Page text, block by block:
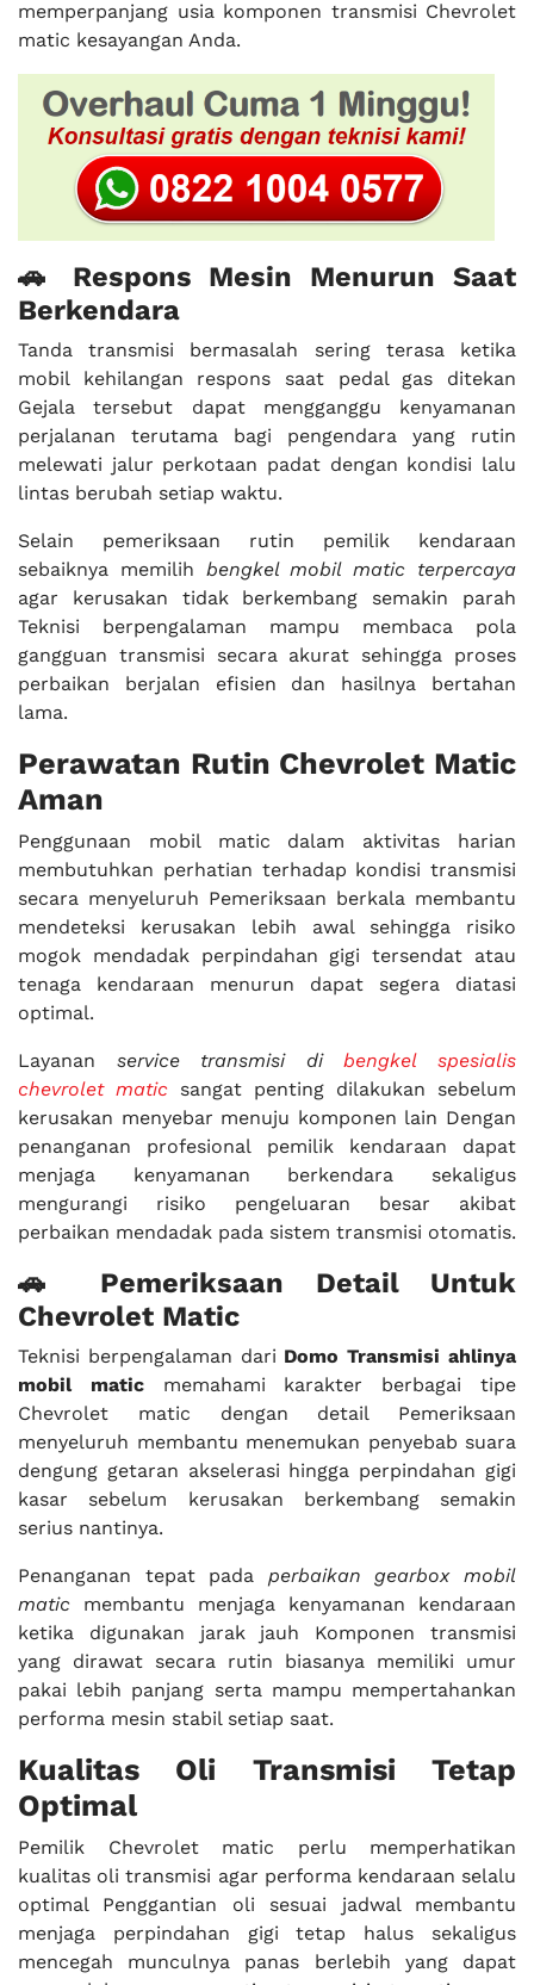
memperpanjang usia komponen transmisi Chevrolet
matic kesayangan Anda.
🚗 Respons Mesin Menurun Saat
Berkendara
Tanda transmisi bermasalah sering terasa ketika
mobil kehilangan respons saat pedal gas ditekan
Gejala tersebut dapat mengganggu kenyamanan
perjalanan terutama bagi pengendara yang rutin
melewati jalur perkotaan padat dengan kondisi lalu
lintas berubah setiap waktu.
Selain pemeriksaan rutin pemilik kendaraan
sebaiknya memilih bengkel mobil matic terpercaya
agar kerusakan tidak berkembang semakin parah
Teknisi berpengalaman mampu membaca pola
gangguan transmisi secara akurat sehingga proses
perbaikan berjalan efisien dan hasilnya bertahan
lama.
Perawatan Rutin Chevrolet Matic
Aman
Penggunaan mobil matic dalam aktivitas harian
membutuhkan perhatian terhadap kondisi transmisi
secara menyeluruh Pemeriksaan berkala membantu
mendeteksi kerusakan lebih awal sehingga risiko
mogok mendadak perpindahan gigi tersendat atau
tenaga kendaraan menurun dapat segera diatasi
optimal.
Layanan service transmisi dibengkel spesialis
chevrolet matic sangat penting dilakukan sebelum
kerusakan menyebar menuju komponen lain Dengan
penanganan profesional pemilik kendaraan dapat
menjaga kenyamanan berkendara sekaligus
mengurangi risiko pengeluaran besar akibat
perbaikan mendadak pada sistem transmisi otomatis.
🚗 Pemeriksaan Detail Untuk
Chevrolet Matic
Teknisi berpengalaman dari Domo Transmisi ahlinya
mobil maticmemahami karakter berbagai tipe
Chevrolet matic dengan detail Pemeriksaan
menyeluruh membantu menemukan penyebab suara
dengung getaran akselerasi hingga perpindahan gigi
kasar sebelum kerusakan berkembang semakin
serius nantinya.
Penanganan tepat pada perbaikan gearbox mobil
matic membantu menjaga kenyamanan kendaraan
ketika digunakan jarak jauh Komponen transmisi
yang dirawat secara rutin biasanya memiliki umur
pakai lebih panjang serta mampu mempertahankan
performa mesin stabil setiap saat.
Kualitas Oli Transmisi Tetap
Optimal
Pemilik Chevrolet matic perlu memperhatikan
kualitas oli transmisi agar performa kendaraan selalu
optimal Penggantian oli sesuai jadwal membantu
menjaga perpindahan gigi tetap halus sekaligus
mencegah munculnya panas berlebih yang dapat